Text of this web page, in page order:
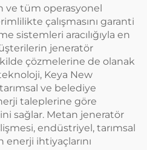
ve tüm operasyonel
çalışmasını garanti
sistemleri aracılığıyla en
jeneratör
çözmelerine de olanak
Keya New
ve belediye
taleplerine göre
sağlar. Metan jeneratör
endüstriyel, tarımsal
ihtiyaçlarını